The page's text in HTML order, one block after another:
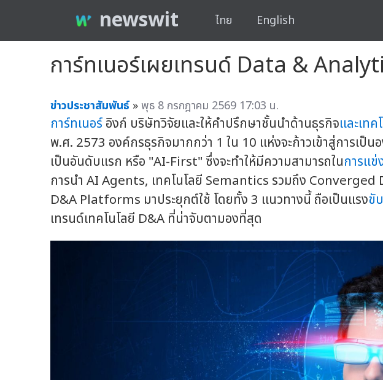
newswit ไทย English
การ์ทเนอร์เผยเทรนด์ Data &
ข่าวประชาสัมพันธ์ »พุธ 8 กรกฎาคม 2569 17:03 น.
การ์ทเนอร์อิงก์ บริษัทวิจัยและให้คำปรึกษาชั้นนำด้านธุรกิจและเทค
พ.ศ. 2573 องค์กรธุรกิจมากกว่า 1 ใน 10 แห่งจะก้าวเข้าสู่การเป็
เป็นอันดับแรก หรือ "AI-First" ซึ่งจะทำให้มีความสามารถในการแข่
การนำ AI Agents, เทคโนโลยี Semantics รวมถึง
D&A Platforms มาประยุกต์ใช้ โดยทั้ง 3 แนวทางนี้ ถือเป็นแรงขั
เทรนด์เทคโนโลยี D&A ที่น่าจับตามองที่สุด